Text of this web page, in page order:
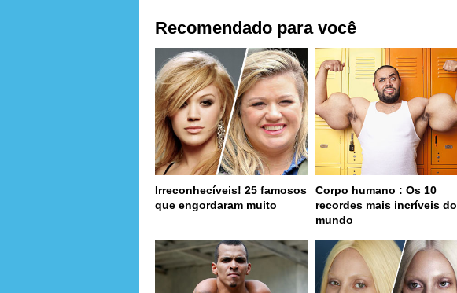
Recomendado para você
Irreconhecíveis! 25 famosos
que engordaram muito
Corpo humano : Os 10
recordes mais incríveis do
mundo